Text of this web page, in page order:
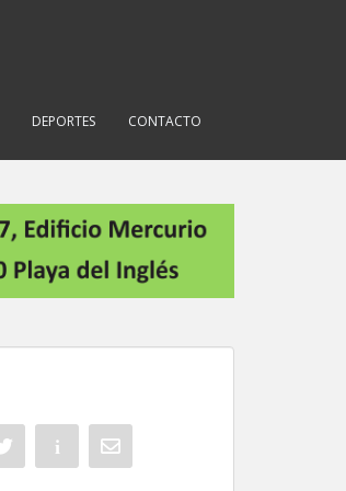
DEPORTES CONTACTO